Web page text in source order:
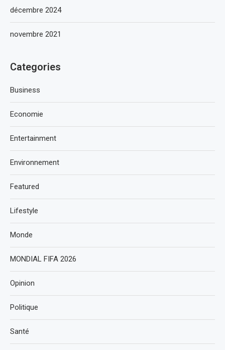
décembre 2024
novembre 2021
Categories
Business
Economie
Entertainment
Environnement
Featured
Lifestyle
Monde
MONDIAL FIFA 2026
Opinion
Politique
Santé